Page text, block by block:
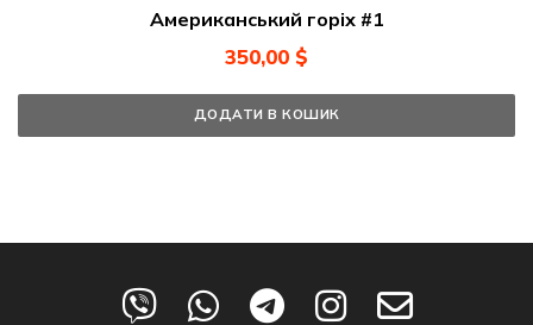
Американський горіх #1
350,00 $
ДОДАТИ В КОШИК